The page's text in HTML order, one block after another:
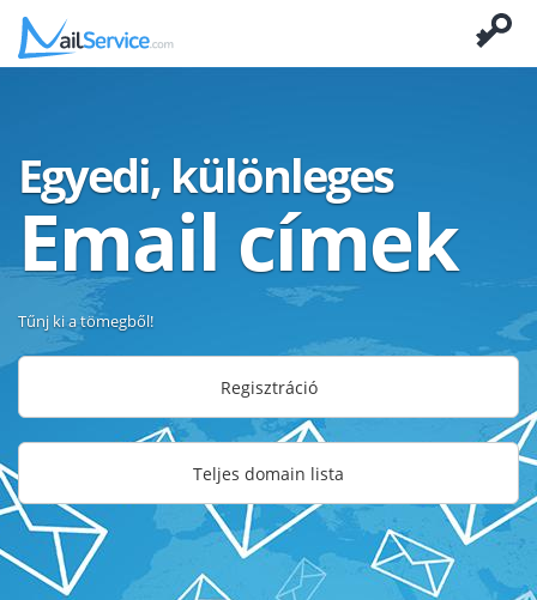
Egyedi, különleges
Email címek
Tűnj ki a tömegből!
Regisztráció
Teljes domain lista